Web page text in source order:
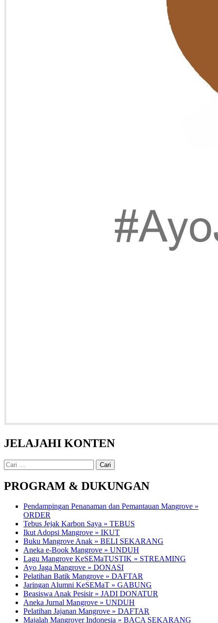
JELAJAHI KONTEN
Cari
untuk:
PROGRAM & DUKUNGAN
Pendampingan Penanaman dan Pemantauan Mangrove »
ORDER
Tebus Jejak Karbon Saya » TEBUS
Ikut Adopsi Mangrove » IKUT
Buku Mangrove Anak » BELI SEKARANG
Aneka e-Book Mangrove » UNDUH
Lagu Mangrove KeSEMaTUSTIK » STREAMING
Ayo Jaga Mangrove » DONASI
Pelatihan Batik Mangrove » DAFTAR
Jaringan Alumni KeSEMaT » GABUNG
Beasiswa Anak Pesisir » JADI DONATUR
Aneka Jurnal Mangrove » UNDUH
Pelatihan Jajanan Mangrove » DAFTAR
Majalah Mangrover Indonesia » BACA SEKARANG